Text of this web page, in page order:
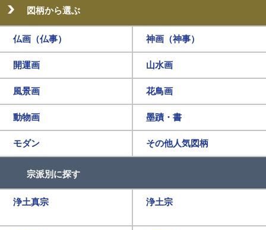
図柄から選ぶ
仏画（仏事） 神画（神事）
開運画 山水画
風景画 花鳥画
動物画 墨蹟・書
モダン その他人気図柄
宗派別に探す
浄土真宗 浄土宗